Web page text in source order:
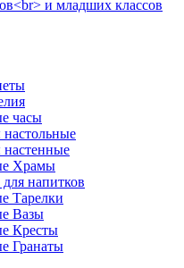
и младших классов
часы
настенные
Храмы
напитков
Тарелки
Вазы
Кресты
Гранаты